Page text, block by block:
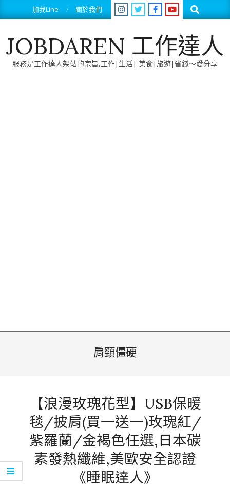
to
加我Line 關於我們 Search
JOBDAREN 工作達人
服務是工作達人架站的宗旨,工作|生活| 美食|旅遊|省錢～愛分享
肩頸僵硬
【浪漫玫瑰花型】USB保暖
毯/披肩(買一送一)玫瑰紅/
紫羅蘭/金褐色任選,日本碳
素發熱纖維,美歐安全認證
《睡眠達人》